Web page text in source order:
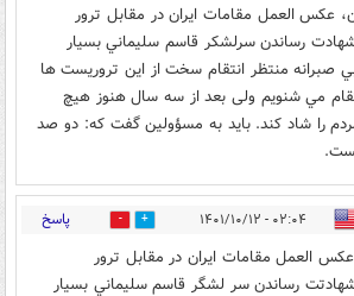
عكس العمل مقامات ايران در مقابل ترور
رساندن سرلشکر قاسم سليماني بسيار
صبرانه منتظر انتقام سخت از اين تروريست ها
مي شنويم ولى بعد از سه سال هنوز هيچ
را شاد كند. بايد به مسؤولين گفت كه: دو صد
۰۲:۰۴ - ۱۴۰۱/۱۰/۱۲ 3 پاسخ
العمل مقامات ايران در مقابل ترور
رساندن سر لشگر قاسم سليماني بسيار